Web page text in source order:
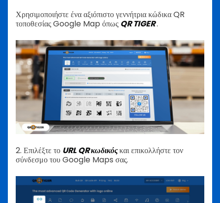
Χρησιμοποιήστε ένα αξιόπιστο γεννήτρια κώδικα QR
τοποθεσίας Google Map όπωςQR TIGER.
2. Επιλέξτε το URL QR κωδικόςκαι επικολλήστε τον
σύνδεσμο του Google Maps σας.